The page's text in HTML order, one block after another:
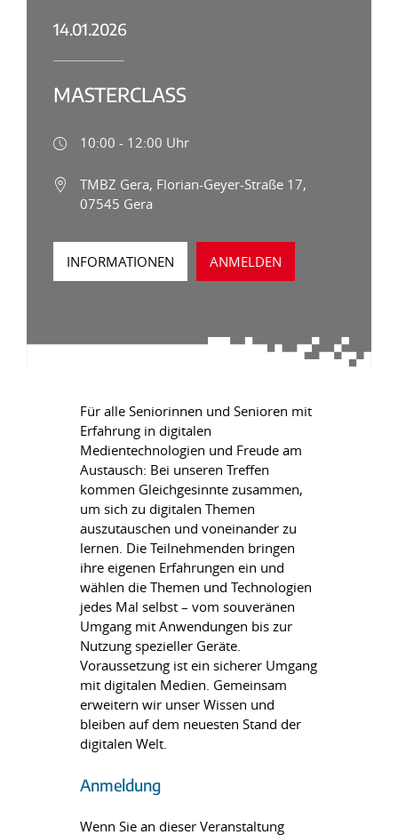
14.01.2026
MASTERCLASS
10:00 - 12:00 Uhr
TMBZ Gera, Florian-Geyer-Straße 17,
07545 Gera
INFORMATIONEN ANMELDEN
Für alle Seniorinnen und Senioren mit
Erfahrung in digitalen
Medientechnologien und Freude am
Austausch: Bei unseren Treffen
kommen Gleichgesinnte zusammen,
um sich zu digitalen Themen
auszutauschen und voneinander zu
lernen. Die Teilnehmenden bringen
ihre eigenen Erfahrungen ein und
wählen die Themen und Technologien
jedes Mal selbst – vom souveränen
Umgang mit Anwendungen bis zur
Nutzung spezieller Geräte.
Voraussetzung ist ein sicherer Umgang
mit digitalen Medien. Gemeinsam
erweitern wir unser Wissen und
bleiben auf dem neuesten Stand der
digitalen Welt.
Anmeldung
Wenn Sie an dieser Veranstaltung